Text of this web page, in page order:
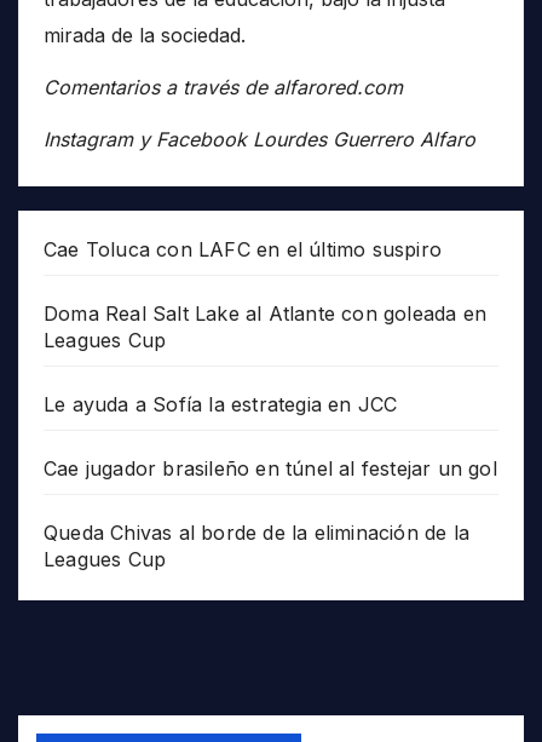
mirada de la sociedad.
Comentarios a través de alfarored.com
Instagram y Facebook Lourdes Guerrero Alfaro
Cae Toluca con LAFC en el último suspiro
Doma Real Salt Lake al Atlante con goleada en
Leagues Cup
Le ayuda a Sofía la estrategia en JCC
Cae jugador brasileño en túnel al festejar un gol
Queda Chivas al borde de la eliminación de la
Leagues Cup